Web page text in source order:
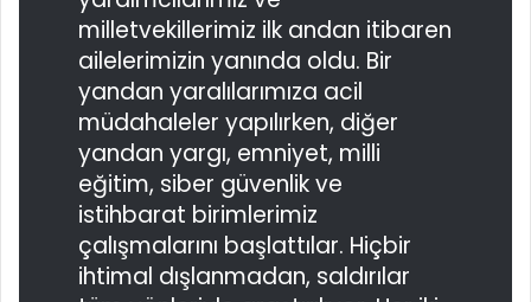
milletvekillerimiz ilk andan itibaren
ailelerimizin yanında oldu. Bir
yandan yaralılarımıza acil
müdahaleler yapılırken, diğer
yandan yargı, emniyet, milli
eğitim, siber güvenlik ve
istihbarat birimlerimiz
çalışmalarını başlattılar. Hiçbir
ihtimal dışlanmadan, saldırılar